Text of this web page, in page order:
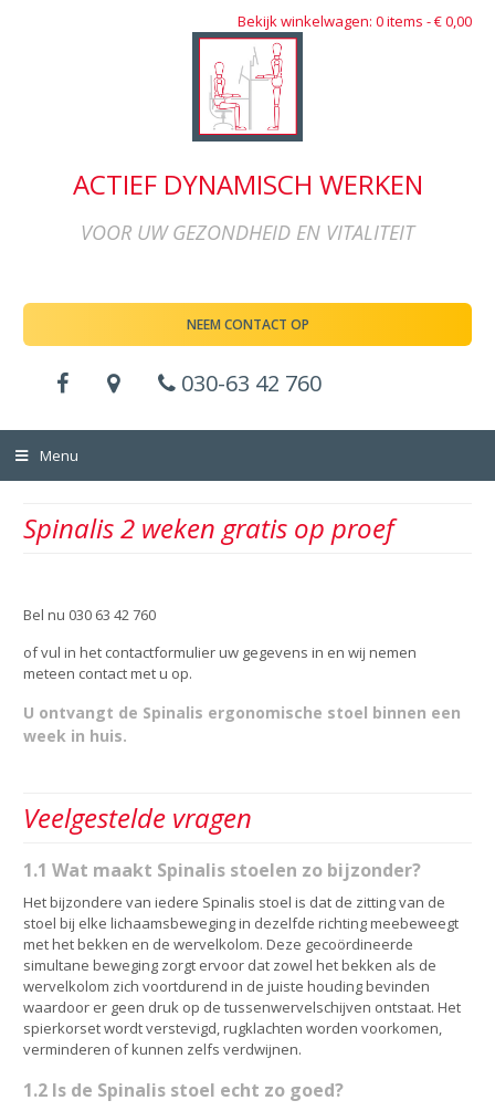
Bekijk winkelwagen: 0 items -€0,00
ACTIEF DYNAMISCH WERKEN
VOOR UW GEZONDHEID EN VITALITEIT
NEEM CONTACT OP
030-63 42 760
Menu
Spinalis 2 weken gratis op proef
Bel nu 030 63 42 760
of vul in het contactformulier uw gegevens in en wij nemen
meteen contact met u op.
U ontvangt de Spinalis ergonomische stoel binnen een
week in huis.
Veelgestelde vragen
1.1 Wat maakt Spinalis stoelen zo bijzonder?
Het bijzondere van iedere Spinalis stoel is dat de zitting van de
stoel bij elke lichaamsbeweging in dezelfde richting meebeweegt
met het bekken en de wervelkolom. Deze gecoördineerde
simultane beweging zorgt ervoor dat zowel het bekken als de
wervelkolom zich voortdurend in de juiste houding bevinden
waardoor er geen druk op de tussenwervelschijven ontstaat. Het
spierkorset wordt verstevigd, rugklachten worden voorkomen,
verminderen of kunnen zelfs verdwijnen.
1.2 Is de Spinalis stoel echt zo goed?